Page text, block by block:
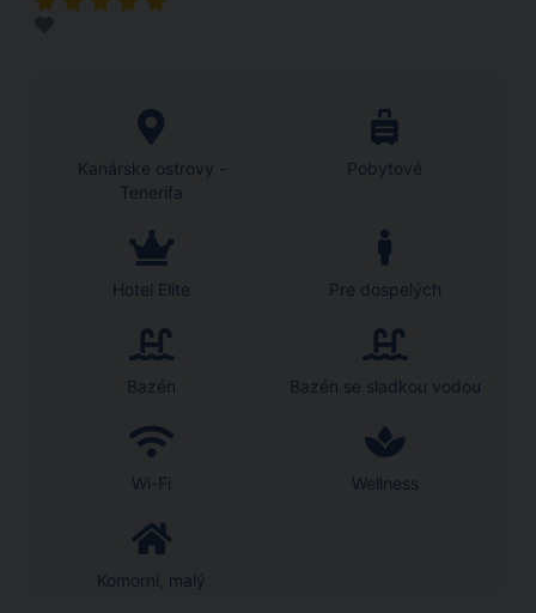
Kanárske ostrovy -
Tenerifa
Pobytové
Hotel Elite Pre dospelých
Bazén Bazén se sladkou vodou
Wi-Fi Wellness
Komorní, malý